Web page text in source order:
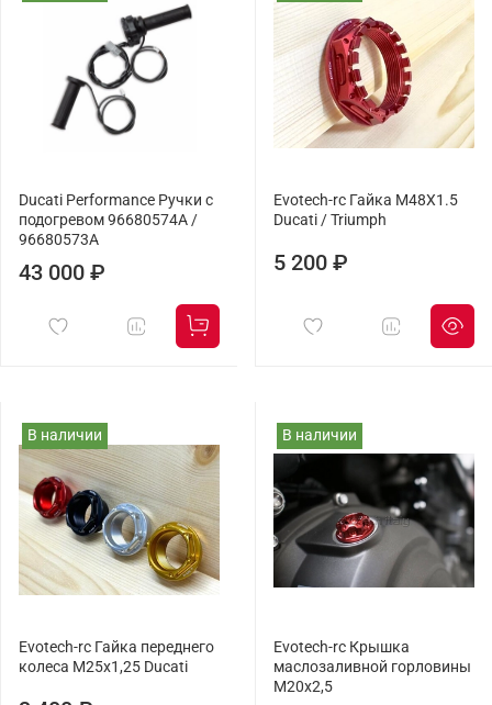
Ducati Performance Ручки с
подогревом 96680574A /
96680573A
43 000 ₽
Evotech-rc Гайка M48X1.5
Ducati / Triumph
5 200 ₽
В наличии
Evotech-rc Гайка переднего
колеса М25x1,25 Ducati
В наличии
Evotech-rc Крышка
маслозаливной горловины
M20х2,5